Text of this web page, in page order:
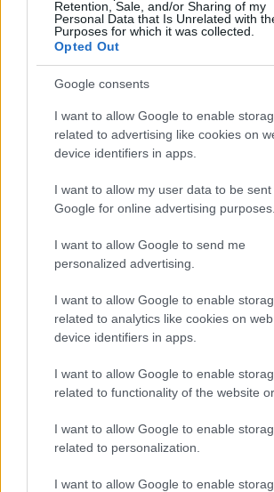
Retention, Sale, and/or Sharing of my
Personal Data that Is Unrelated with
Purposes for which it was collected.
Opted Out
Google consents
I want to allow Google to enable
related to advertising like cookies on
device identifiers in apps.
I want to allow my user data to be sent
Google for online advertising purposes.
I want to allow Google to send me
personalized advertising.
I want to allow Google to enable
related to analytics like cookies on
device identifiers in apps.
I want to allow Google to enable
related to functionality of the website
I want to allow Google to enable
related to personalization.
I want to allow Google to enable
όχημά μας, οπότε οκίνδυνος
ιδιαίτερα μεγάλος.
Κυκλοφορίαςδεν προβλέπει κάποια
σχετικά με τα γυαλιά ηλίου. Σε άλλες
ηλιοφάνεια, με τους παραβάτες να